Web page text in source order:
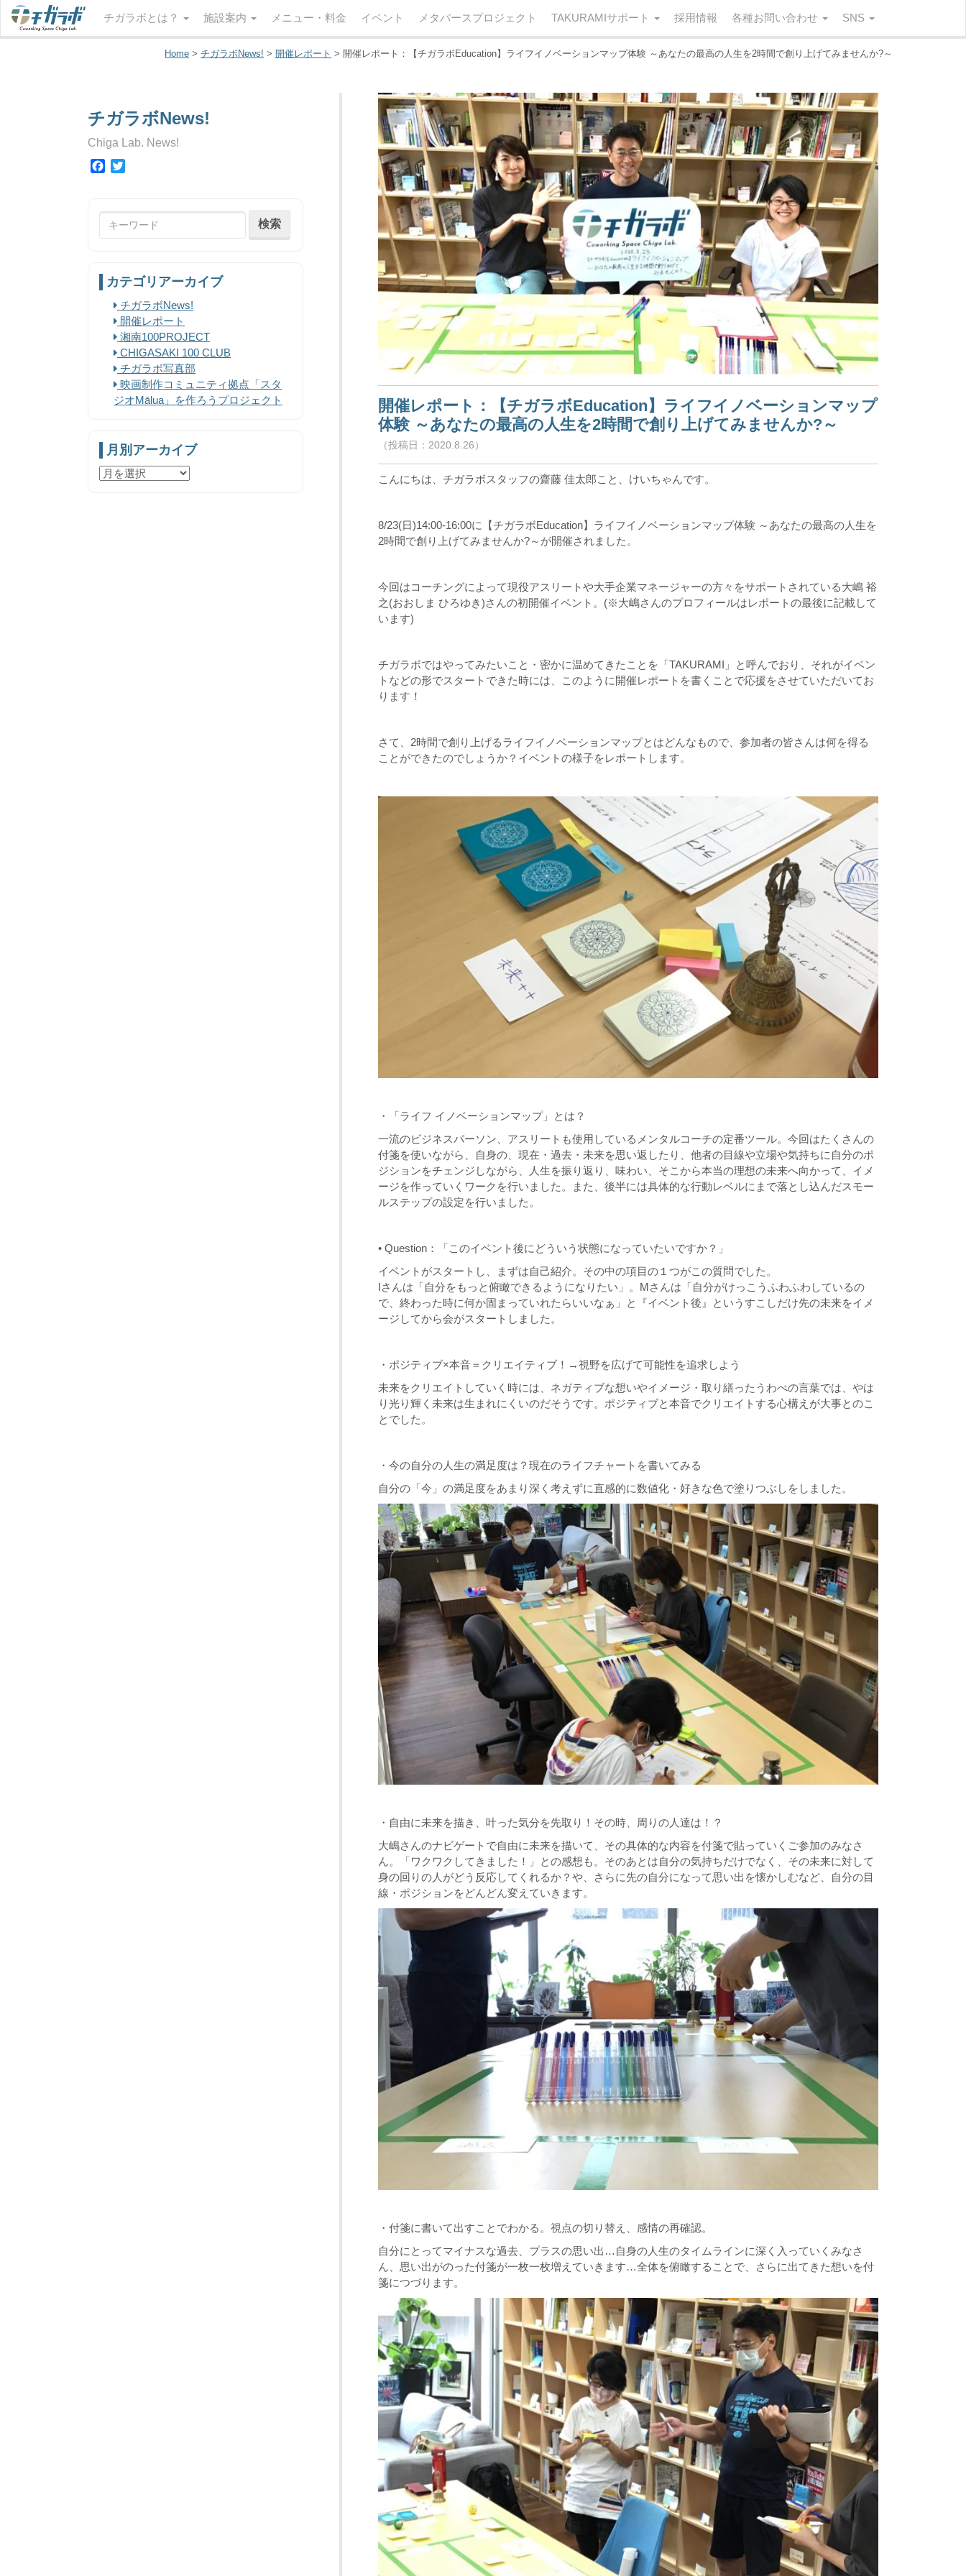
チガラボとは？ 施設案内 メニュー・料金 イベント メタバースプロジェクト TAKURAMIサポート 採用情報 各種お問い合わせ SNS
Home > チガラボNews! > 開催レポート > 開催レポート：【チガラボEducation】ライフイノベーションマップ体験 ～あなたの最高の人生を2時間で創り上げてみませんか?～
チガラボNews!
Chiga Lab. News!
Facebook
カテゴリアーカイブ
チガラボNews!
開催レポート
湘南100PROJECT
CHIGASAKI 100 CLUB
チガラボ写真部
映画制作コミュニティ拠点「スタ
ジオMālua」を作ろうプロジェクト
月別アーカイブ
月
開催レポート：【チガラボEducation】ライフイノベーションマップ
体験 ～あなたの最高の人生を2時間で創り上げてみませんか?～
（投稿日：2020.8.26）
こんにちは、チガラボスタッフの齋藤 佳太郎こと、けいちゃんです。
8/23(日)14:00-16:00に【チガラボEducation】ライフイノベーションマップ体験 ～あなたの最高の人生を
2時間で創り上げてみませんか?～が開催されました。
今回はコーチングによって現役アスリートや大手企業マネージャーの方々をサポートされている大嶋 裕
之(おおしま ひろゆき)さんの初開催イベント。(※大嶋さんのプロフィールはレポートの最後に記載して
います)
チガラボではやってみたいこと・密かに温めてきたことを「TAKURAMI 」と呼んでおり、それがイベン
トなどの形でスタートできた時には、このように開催レポートを書くことで応援をさせていただいてお
ります！
さて、2時間で創り上げるライフイノベーションマップとはどんなもので、参加者の皆さんは何を得る
ことができたのでしょうか？イベントの様子をレポートします。
・「ライフ イノベーションマップ」とは？
一流のビジネスパーソン、アスリートも使用しているメンタルコーチの定番ツール。今回はたくさんの
付箋を使いながら、自身の、現在・過去・未来を思い返したり、他者の目線や立場や気持ちに自分のポ
ジションをチェンジしながら、人生を振り返り、味わい、そこから本当の理想の未来へ向かって、イメ
ージを作っていくワークを行いました。また、後半には具体的な行動レベルにまで落とし込んだスモー
ルステップの設定を行いました。
• Question：「このイベント後にどういう状態になっていたいですか？」
イベントがスタートし、まずは自己紹介。その中の項目の１つがこの質問でした。
Iさんは「自分をもっと俯瞰できるようになりたい」。 Mさんは「自分がけっこうふわふわしているの
で、終わった時に何か固まっていれたらいいなぁ」と『イベント後』というすこしだけ先の未来をイメ
ージしてから会がスタートしました。
・ポジティブ×本音＝クリエイティブ！ →視野を広げて可能性を追求しよう
未来をクリエイトしていく時には、ネガティブな想いやイメージ・取り繕ったうわべの言葉では、やは
り光り輝く未来は生まれにくいのだそうです。ポジティブと本音でクリエイトする心構えが大事とのこ
とでした。
・今の自分の人生の満足度は？現在のライフチャートを書いてみる
自分の「今」の満足度をあまり深く考えずに直感的に数値化・好きな色で塗りつぶしをしました。
・自由に未来を描き、叶った気分を先取り！その時、周りの人達は！？
大嶋さんのナビゲートで自由に未来を描いて、その具体的な内容を付箋で貼っていくご参加のみなさ
ん。「ワクワクしてきました！」との感想も。そのあとは自分の気持ちだけでなく、その未来に対して
身の回りの人がどう反応してくれるか？や、さらに先の自分になって思い出を懐かしむなど、自分の目
線・ポジションをどんどん変えていきます。
・付箋に書いて出すことでわかる。視点の切り替え、感情の再確認。
自分にとってマイナスな過去、プラスの思い出…自身の人生のタイムラインに深く入っていくみなさ
ん、思い出がのった付箋が一枚一枚増えていきます…全体を俯瞰することで、さらに出てきた想いを付
箋につづります。